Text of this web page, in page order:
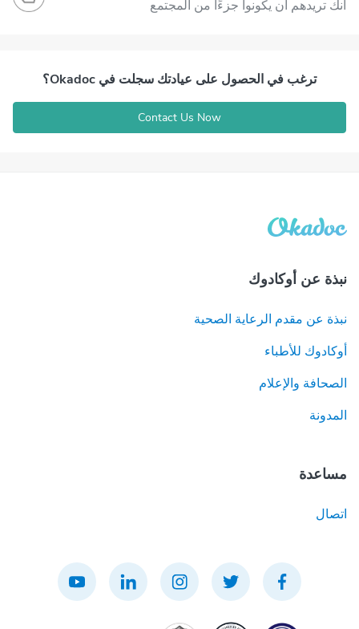
أنك تريدهم أن يكونوا جزءًا من المجتمع
ترغب في الحصول على عيادتك سجلت في Okadoc؟
Contact Us Now
نبذة عن أوكادوك
نبذة عن مقدم الرعاية الصحية
أوكادوك للأطباء
الصحافة والإعلام
المدونة
مساعدة
اتصال